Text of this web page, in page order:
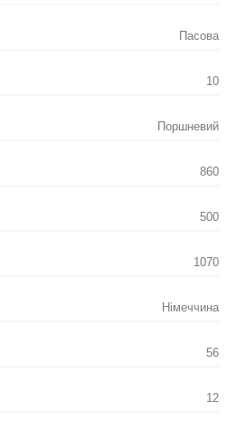
Пасова
10
Поршневий
860
500
1070
Німеччина
56
12